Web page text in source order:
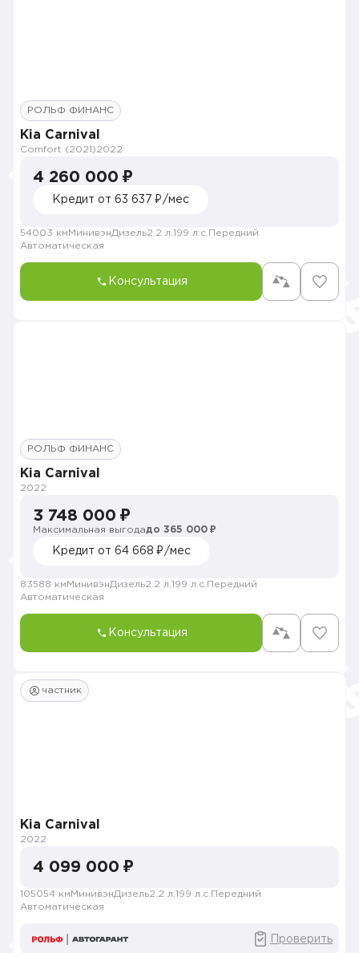
РОЛЬФ ФИНАНС
Kia Carnival
Comfort (2021)2022
4 260 000 ₽
Кредит от 63 637 ₽/мес
54003 км МинивэнДизель2.2 л. 199 л.с. Передний
Автоматическая
Консультация
РОЛЬФ ФИНАНС
Kia Carnival
2022
3 748 000 ₽
Максимальная выгодадо 365 000 ₽
Кредит от 64 668 ₽/мес
83588 км МинивэнДизель2.2 л. 199 л.с. Передний
Автоматическая
Консультация
частник
Kia Carnival
2022
4 099 000 ₽
105054 км МинивэнДизель2.2 л. 199 л.с. Передний
Автоматическая
Проверить